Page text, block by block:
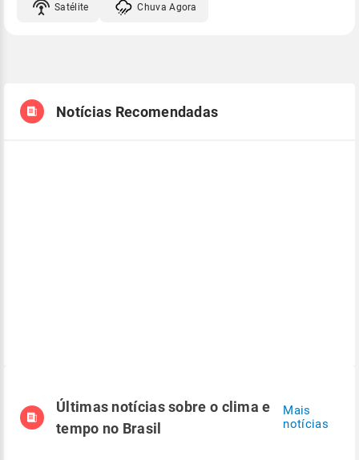
Satélite Chuva Agora
Notícias Recomendadas
Últimas notícias sobre o clima e
tempo no Brasil
Mais
notícias